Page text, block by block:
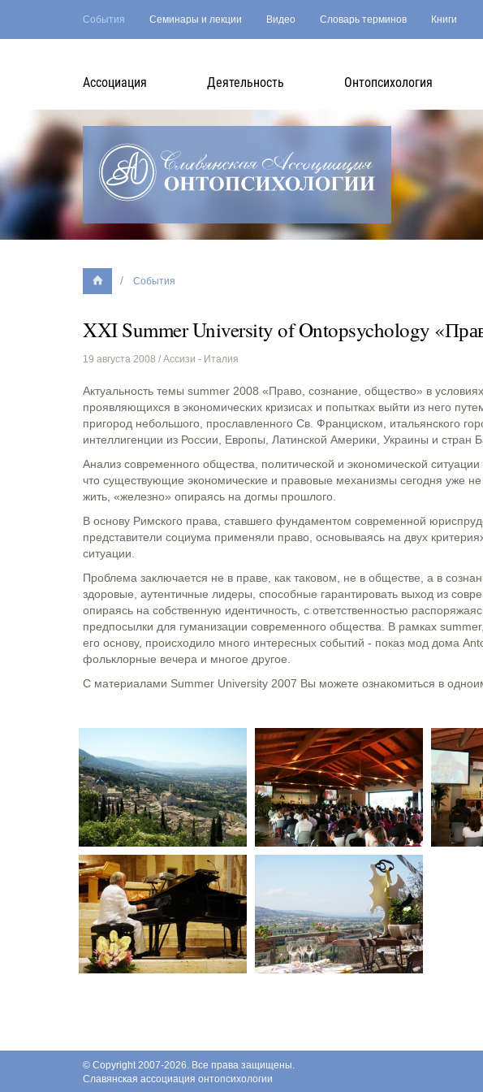
События Семинары и лекции Видео Словарь терминов Книги
Асcоциация Деятельность Онтопсихология
События
XXI Summer University of Ontopsychology
19 августа 2008 / Ассизи - Италия
Актуальность темы summer 2008 «Право, сознание, общество» в
проявляющихся в экономических кризисах и попытках выйти из него
пригород небольшого, прославленного Св. Франциском, итальянского
интеллигенции из России, Европы, Латинской Америки, Украины и стран
Анализ современного общества, политической и экономической
что существующие экономические и правовые механизмы сегодня уже
жить, «железно» опираясь на догмы прошлого.
В основу Римского права, ставшего фундаментом современной
представители социума применяли право, основываясь на двух
ситуации.
Проблема заключается не в праве, как таковом, не в обществе, а в
здоровые, аутентичные лидеры, способные гарантировать выход из
опираясь на собственную идентичность, с ответственностью
предпосылки для гуманизации современного общества. В рамках
его основу, происходило много интересных событий - показ мод дома
фольклорные вечера и многое другое.
С материалами Summer University 2007 Вы можете ознакомиться в
© Copyright 2007-2026. Все права защищены.
Славянская ассоциация онтопсихологии